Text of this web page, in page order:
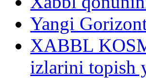
Yangi
XABBL
izlarini topish